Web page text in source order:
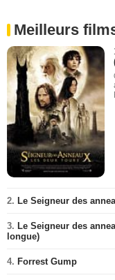
Meilleurs
2. Le Seigneur des
3. Le Seigneur des
longue)
4. Forrest Gump